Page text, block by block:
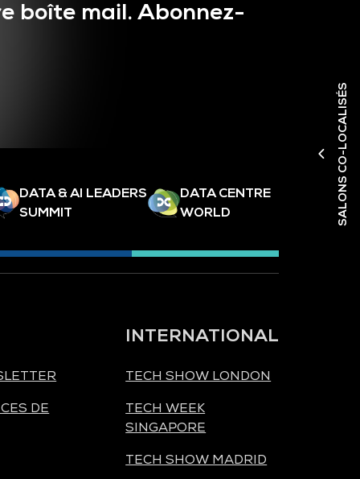
SALONS CO-LOCALISÉS
boîte mail. Abonnez-
DATA & AI LEADERS
SUMMIT
DATA CENTRE
WORLD
DE
INTERNATIONAL
TECH SHOW LONDON
TECH WEEK
SINGAPORE
TECH SHOW MADRID